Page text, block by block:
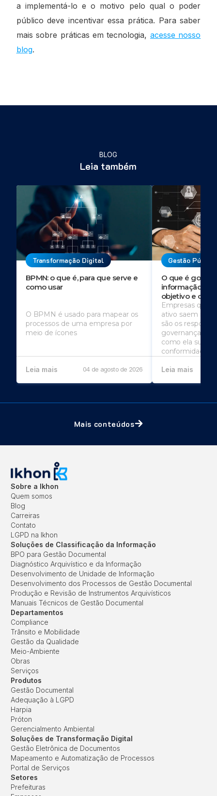
a implementá-lo e o motivo pelo qual o poder
público deve incentivar essa prática. Para saber
mais sobre práticas em tecnologia, acesse nosso
blog.
BLOG
Leia também
Transformação Digital
BPMN: o que é, para que serve e
como usar
O BPMN é usado para mapear os
processos de uma empresa por
meio de ícones
Leia mais 04 de agosto de 2026
Gestão
O que é
informação?
objetivo e os
Empresas que
ativo saem na
são os
governança da
como ela
conformidade
Leia mais
Mais conteúdos
Sobre a Ikhon
Quem somos
Blog
Carreiras
Contato
LGPD na Ikhon
Soluções de Classificação da Informação
BPO para Gestão Documental
Diagnóstico Arquivístico e da Informação
Desenvolvimento de Unidade de Informação
Desenvolvimento dos Processos de Gestão Documental
Produção e Revisão de Instrumentos Arquivísticos
Manuais Técnicos de Gestão Documental
Departamentos
Compliance
Trânsito e Mobilidade
Gestão da Qualidade
Meio-Ambiente
Obras
Serviços
Produtos
Gestão Documental
Adequação à LGPD
Harpia
Próton
Gerencialmento Ambiental
Soluções de Transformação Digital
Gestão Eletrônica de Documentos
Mapeamento e Automatização de Processos
Portal de Serviços
Setores
Prefeituras